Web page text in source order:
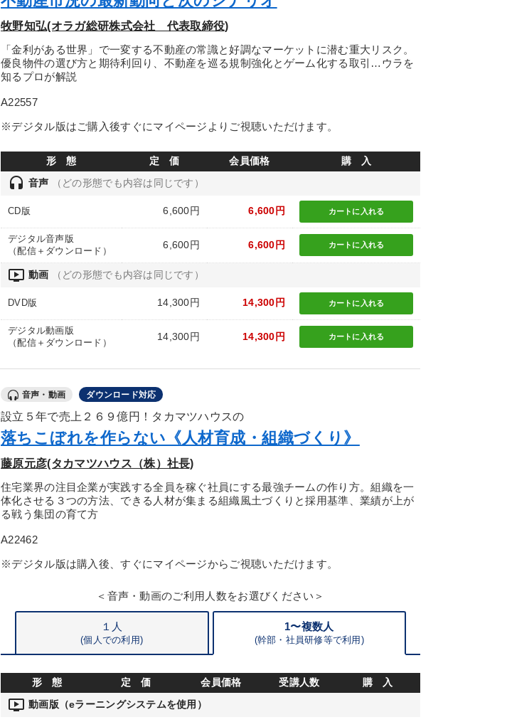
牧野知弘(オラガ総研株式会社 代表取締役)
「金利がある世界」で一変する不動産の常識と好調なマーケットに潜む重大リスク。
優良物件の選び方と期待利回り、不動産を巡る規制強化とゲーム化する取引…ウラを
知るプロが解説
A22557
※デジタル版はご購入後すぐにマイページよりご視聴いただけます。
形 態 定 価 会員価格 購 入
headset 音声 （どの形態でも内容は同じです）
CD版 6,600円 6,600円 カートに 入れる
デジタル音声版
（配信＋ダウンロード）
6,600円 6,600円 カートに 入れる
ondemand_video 動画 （どの形態でも内容は同じです）
DVD版 14,300円 14,300円 カートに 入れる
デジタル動画版
（配信＋ダウンロード）
14,300円 14,300円 カートに 入れる
音声・動画 ダウンロード対応
設立５年で売上２６９億円！タカマツハウスの
落ちこぼれを作らない《人材育成・組織づくり》
藤原元彦(タカマツハウス（株）社長)
住宅業界の注目企業が実践する全員を稼ぐ社員にする最強チームの作り方。組織を一
体化させる３つの方法、できる人材が集まる組織風土づくりと採用基準、業績が上が
る戦う集団の育て方
A22462
※デジタル版は購入後、すぐにマイページからご視聴いただけます。
＜音声・動画のご利用人数をお選びください＞
１人
(個人での利用)
1〜複数人
(幹部・ 社員研修等で利用)
形 態 定 価 会員価格 受講人数 購 入
ondemand_video 動画版（eラーニングシステムを使用）